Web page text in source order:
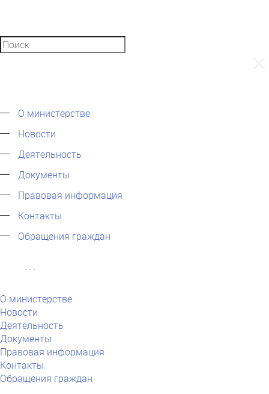
О министерстве
Новости
Деятельность
Документы
Правовая информация
Контакты
Обращения граждан
...
О министерстве
Новости
Деятельность
Документы
Правовая информация
Контакты
Обращения граждан